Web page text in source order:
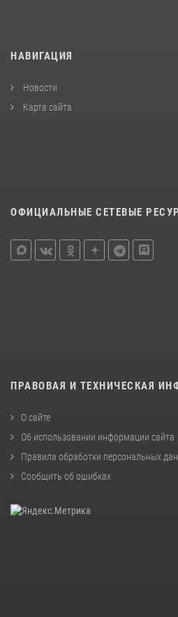
НАВИГАЦИЯ
Новости
Карта сайта
ОФИЦИАЛЬНЫЕ СЕТЕВЫЕ
ПРАВОВАЯ И ТЕХНИЧЕСКАЯ
О сайте
Об использовании информации сайта
Правила обработки персональных
Сообщить об ошибках